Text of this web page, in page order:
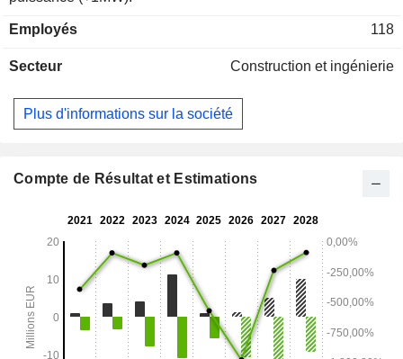
Employés 118
Secteur Construction et ingénierie
Plus d'informations sur la société
Compte de Résultat et Estimations